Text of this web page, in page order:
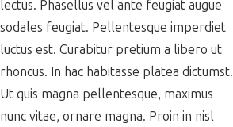
lectus. Phasellus vel ante feugiat augue
sodales feugiat. Pellentesque imperdiet
luctus est. Curabitur pretium a libero ut
rhoncus. In hac habitasse platea dictumst.
Ut quis magna pellentesque, maximus
nunc vitae, ornare magna. Proin in nisl